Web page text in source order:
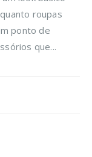
roupas
ponto de
que...